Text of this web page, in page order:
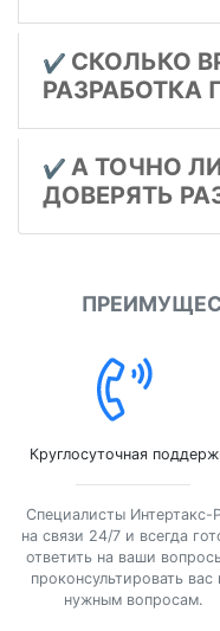
✔️ СКОЛЬКО
РАЗРАБОТКА
✔️ А ТОЧНО
ДОВЕРЯТЬ
Круглосуточная
Специалисты Интертакс-
на связи 24/7 и всегда
ответить на ваши
проконсультировать вас
нужным вопросам.